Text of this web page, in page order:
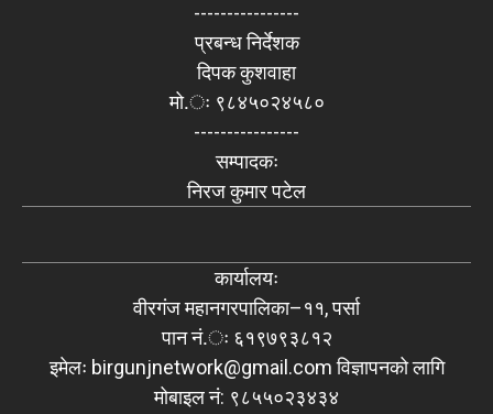
----------------
प्रबन्ध निर्देशक
दिपक कुशवाहा
मो.ः ९८४५०२४५८०
----------------
सम्पादकः
निरज कुमार पटेल
कार्यालयः
वीरगंज महानगरपालिका–११, पर्सा
पान नं.ः ६१९७९३८१२
इमेलः birgunjnetwork@gmail.comविज्ञापनको लागि
मोबाइल नं: ९८५५०२३४३४